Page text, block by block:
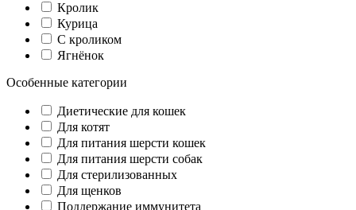
Кролик
Курица
С кроликом
Ягнёнок
Особенные категории
Диетические для кошек
Для котят
Для питания шерсти кошек
Для питания шерсти собак
Для стерилизованных
Для щенков
Поддержание иммунитета